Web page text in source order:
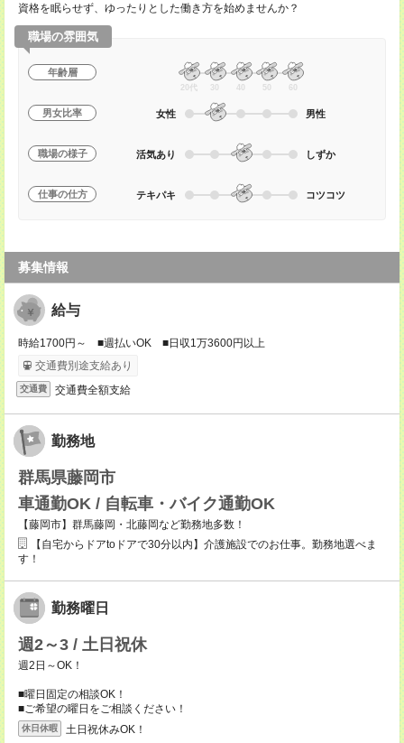
資格を眠らせず、ゆったりとした働き方を始めませんか？
職場の雰囲気
年齢層
20代 30 40 50 60
男女比率 女性 男性
職場の様子 活気あり しずか
仕事の仕方 テキパキ コツコツ
募集情報
給与
時給1700円～ ■週払いOK ■日収1万3600円以上
交通費別途支給あり
交通費 交通費全額支給
勤務地
群馬県藤岡市
車通勤OK / 自転車・バイク通勤OK
【藤岡市】群馬藤岡・北藤岡など勤務地多数！
【自宅からドアtoドアで30分以内】介護施設でのお仕事。勤務地選べま
す！
勤務曜日
週2～3 / 土日祝休
週2日～OK！
■曜日固定の相談OK！
■ご希望の曜日をご相談ください！
休日休暇 土日祝休みOK！